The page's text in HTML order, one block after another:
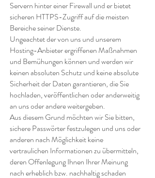
Servern hinter einer Firewall und er bietet
sicheren HTTPS-Zugriff auf die meisten
Bereiche seiner Dienste.
Ungeachtet der von uns und unserem
Hosting-Anbieter ergriffenen Maßnahmen
und Bemühungen können und werden wir
keinen absoluten Schutz und keine absolute
Sicherheit der Daten garantieren, die Sie
hochladen, veröffentlichen oder anderweitig
an uns oder andere weitergeben.
Aus diesem Grund möchten wir Sie bitten,
sichere Passwörter festzulegen und uns oder
anderen nach Möglichkeit keine
vertraulichen Informationen zu übermitteln,
deren Offenlegung Ihnen Ihrer Meinung
nach erheblich bzw. nachhaltig schaden